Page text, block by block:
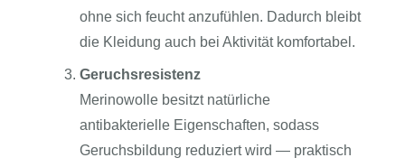
ohne sich feucht anzufühlen. Dadurch bleibt
die Kleidung auch bei Aktivität komfortabel.
Geruchsresistenz
Merinowolle besitzt natürliche
antibakterielle Eigenschaften, sodass
Geruchsbildung reduziert wird — praktisch